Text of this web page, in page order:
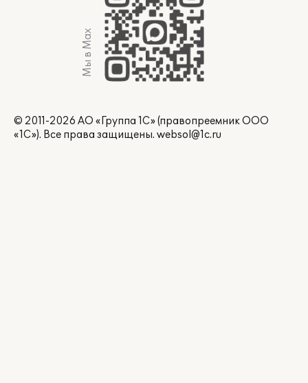
Мы в Max
© 2011-2026 АО «Группа 1С» (правопреемник ООО
«1С»). Все права защищены. websol@1c.ru